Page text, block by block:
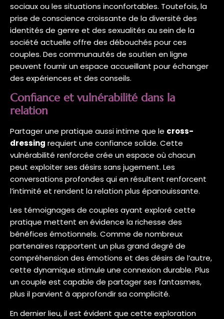
sociaux ou les situations inconfortables. Toutefois, la
prise de conscience croissante de la diversité des
identités de genre et des sexualités au sein de la
société actuelle offre des débouchés pour ces
couples. Des communautés de soutien en ligne
peuvent fournir un espace accueillant pour échanger
des expériences et des conseils.
Confiance et vulnérabilité dans la
relation
Partager une pratique aussi intime que le cross-
dressing requiert une confiance solide. Cette
vulnérabilité renforcée crée un espace où chacun
peut exploiter ses désirs sans jugement. Les
conversations profondes qui en résultent renforcent
l’intimité et rendent la relation plus épanouissante.
Les témoignages de couples ayant exploré cette
pratique mettent en évidence la richesse des
bénéfices émotionnels. Comme de nombreux
partenaires rapportent un plus grand degré de
compréhension des émotions et des désirs de l’autre,
cette dynamique stimule une connexion durable. Plus
un couple est capable de partager ses fantasmes,
plus il parvient à approfondir sa complicité.
En dernier lieu, il est évident que cette exploration